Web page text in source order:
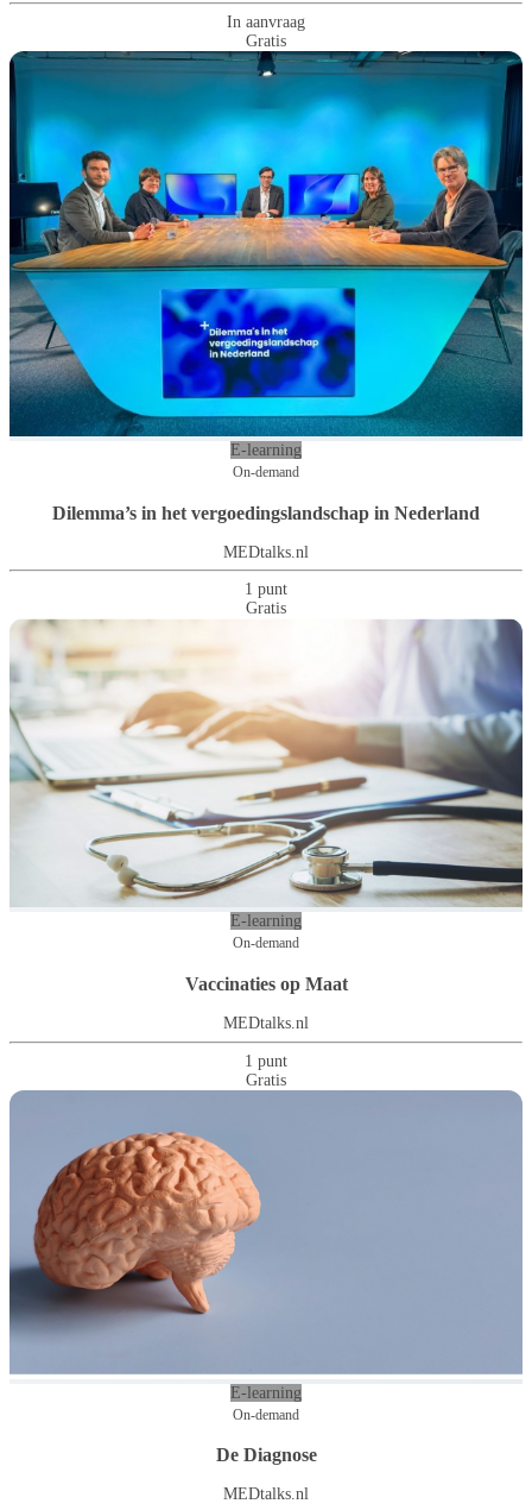
In aanvraag
Gratis
E-learning
On-demand
Dilemma’s in het vergoedingslandschap in Nederland
MEDtalks.nl
1 punt
Gratis
E-learning
On-demand
Vaccinaties op Maat
MEDtalks.nl
1 punt
Gratis
E-learning
On-demand
De Diagnose
MEDtalks.nl